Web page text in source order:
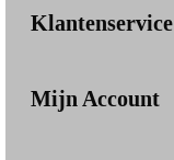
Klantenservice
Mijn Account